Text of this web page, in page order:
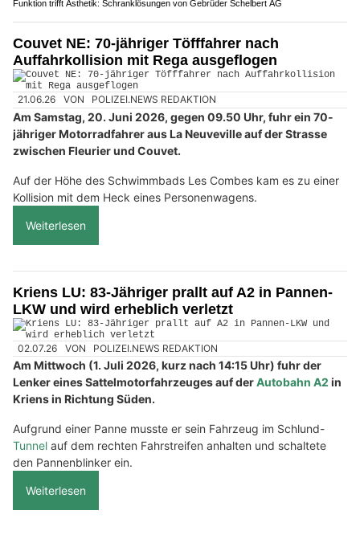
Funktion trifft Ästhetik: Schranklösungen von Gebrüder Schelbert AG
Couvet NE: 70-jähriger Töfffahrer nach
Auffahrkollision mit Rega ausgeflogen
21.06.26 VON POLIZEI.NEWS REDAKTION
Am Samstag, 20. Juni 2026, gegen 09.50 Uhr, fuhr ein 70-
jähriger Motorradfahrer aus La Neuveville auf der Strasse
zwischen Fleurier und Couvet.
Auf der Höhe des Schwimmbads Les Combes kam es zu einer
Kollision mit dem Heck eines Personenwagens.
Weiterlesen
Kriens LU: 83-Jähriger prallt auf A2 in Pannen-
LKW und wird erheblich verletzt
02.07.26 VON POLIZEI.NEWS REDAKTION
Am Mittwoch (1. Juli 2026, kurz nach 14:15 Uhr) fuhr der
Lenker eines Sattelmotorfahrzeuges auf derAutobahn A2 in
Kriens in Richtung Süden.
Aufgrund einer Panne musste er sein Fahrzeug im Schlund-
Tunnel auf dem rechten Fahrstreifen anhalten und schaltete
den Pannenblinker ein.
Weiterlesen